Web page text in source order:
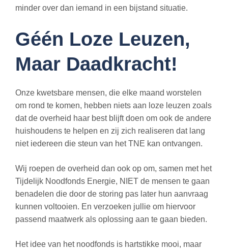
minder over dan iemand in een bijstand situatie.
Géén Loze Leuzen,
Maar Daadkracht!
Onze kwetsbare mensen, die elke maand worstelen
om rond te komen, hebben niets aan loze leuzen zoals
dat de overheid haar best blijft doen om ook de andere
huishoudens te helpen en zij zich realiseren dat lang
niet iedereen die steun van het TNE kan ontvangen.
Wij roepen de overheid dan ook op om, samen met het
Tijdelijk Noodfonds Energie, NIET de mensen te gaan
benadelen die door de storing pas later hun aanvraag
kunnen voltooien. En verzoeken jullie om hiervoor
passend maatwerk als oplossing aan te gaan bieden.
Het idee van het noodfonds is hartstikke mooi, maar